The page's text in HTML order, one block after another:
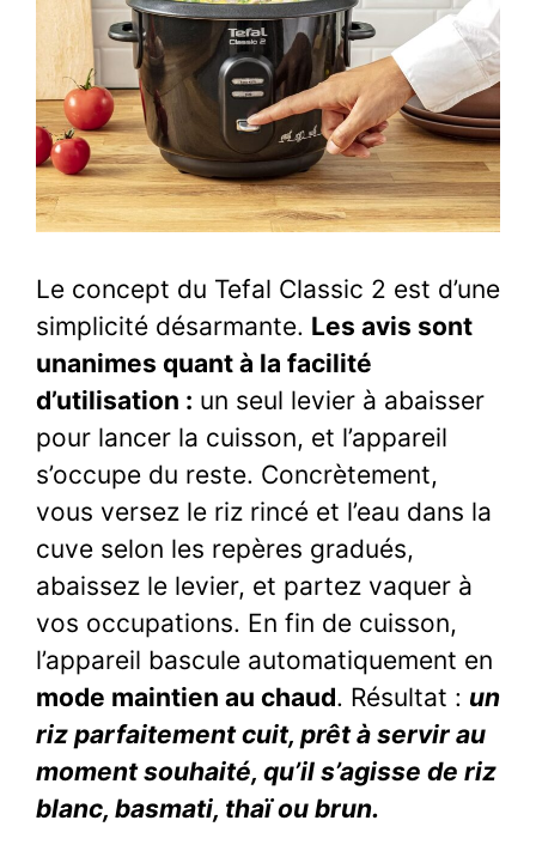
Le concept du Tefal Classic 2 est d’une
simplicité désarmante. Les avis sont
unanimes quant à la facilité
d’utilisation : un seul levier à abaisser
pour lancer la cuisson, et l’appareil
s’occupe du reste. Concrètement,
vous versez le riz rincé et l’eau dans la
cuve selon les repères gradués,
abaissez le levier, et partez vaquer à
vos occupations. En fin de cuisson,
l’appareil bascule automatiquement en
mode maintien au chaud. Résultat : un
riz parfaitement cuit, prêt à servir au
moment souhaité, qu’il s’agisse de riz
blanc, basmati, thaï ou brun.